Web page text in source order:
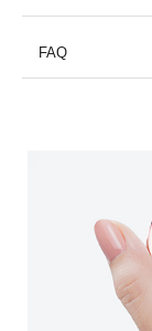
FAQ